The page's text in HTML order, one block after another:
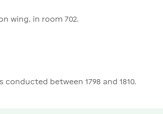
wing, in room 702.
between 1798 and 1810.